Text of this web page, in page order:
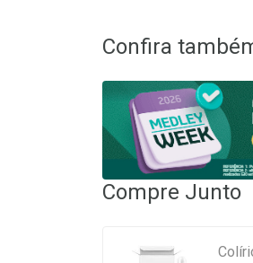
Confira
Compre Junto